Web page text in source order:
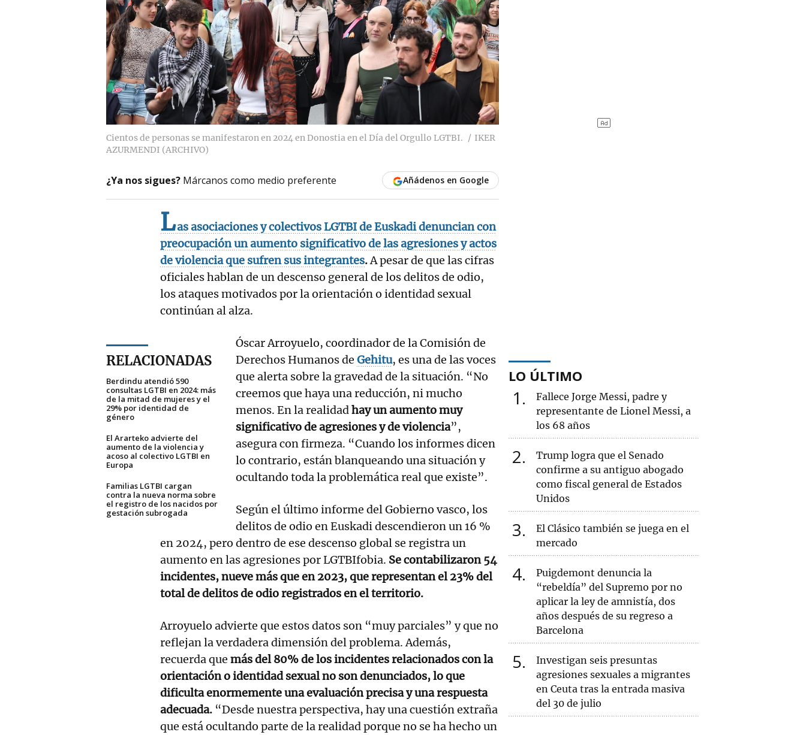
Cientos de personas se manifestaron en 2024 en Donostia en el Día del Orgullo LGTBI.
IKER
AZURMENDI (ARCHIVO)
¿Ya nos sigues? Márcanos como medio preferente Añádenos en Google
Las asociaciones y colectivos LGTBI de Euskadi denuncian con
preocupación un aumento significativo de las agresiones y actos
de violencia que sufren sus integrantes.A pesar de que las cifras
oficiales hablan de un descenso general de los delitos de odio,
los ataques motivados por la orientación o identidad sexual
continúan al alza.
RELACIONADAS
Berdindu atendió 590
consultas LGTBI en 2024: más
de la mitad de mujeres y el
29% por identidad de
género
El Ararteko advierte del
aumento de la violencia y
acoso al colectivo LGTBI en
Europa
Familias LGTBI cargan
contra la nueva norma sobre
el registro de los nacidos por
gestación subrogada
Óscar Arroyuelo, coordinador de la Comisión de
Derechos Humanos deGehitu, es una de las voces
que alerta sobre la gravedad de la situación. “No
creemos que haya una reducción, ni mucho
menos. En la realidadhay un aumento muy
significativo de agresiones y de violencia”,
asegura con firmeza. “Cuando los informes dicen
lo contrario, están blanqueando una situación y
ocultando toda la problemática real que existe”.
Según el último informe del Gobierno vasco, los
delitos de odio en Euskadi descendieron un 16 %
en 2024, pero dentro de ese descenso global se registra un
aumento en las agresiones por LGTBIfobia. Se contabilizaron 54
incidentes, nueve más que en 2023, que representan el 23% del
total de delitos de odio registrados en el territorio.
Arroyuelo advierte que estos datos son “muy parciales” y que no
reflejan la verdadera dimensión del problema. Además,
recuerda que más del 80% de los incidentes relacionados con la
orientación o identidad sexual no son denunciados, lo que
dificulta enormemente una evaluación precisa y una respuesta
adecuada. “Desde nuestra perspectiva, hay una cuestión extraña
que está ocultando parte de la realidad porque no se ha hecho un
LO ÚLTIMO
1
Fallece Jorge Messi, padre y
representante de Lionel Messi, a
los 68 años
2
Trump logra que el Senado
confirme a su antiguo abogado
como fiscal general de Estados
Unidos
3
El Clásico también se juega en el
mercado
4
Puigdemont denuncia la
“rebeldía” del Supremo por no
aplicar la ley de amnistía, dos
años después de su regreso a
Barcelona
5
Investigan seis presuntas
agresiones sexuales a migrantes
en Ceuta tras la entrada masiva
del 30 de julio